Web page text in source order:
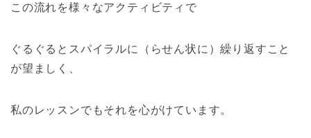
この流れを様々なアクティビティで
ぐるぐるとスパイラルに（らせん状に）繰り返すこと
が望ましく、
私のレッスンでもそれを心がけています。